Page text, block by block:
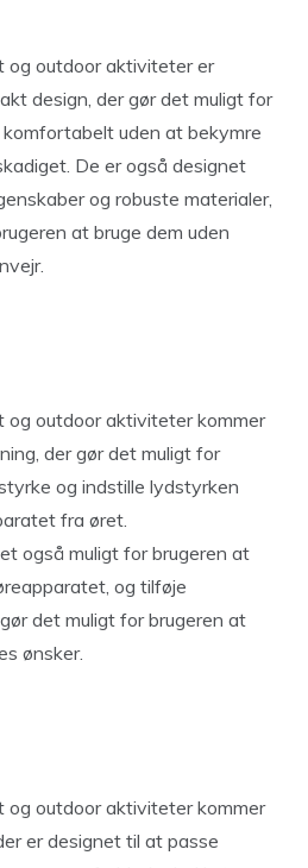
og outdoor aktiviteter er
design, der gør det muligt for
uden at bekymre
De er også designet
og robuste materialer,
at bruge dem uden
og outdoor aktiviteter kommer
der gør det muligt for
og indstille lydstyrken
fra øret.
også muligt for brugeren at
og tilføje
det muligt for brugeren at
ønsker.
og outdoor aktiviteter kommer
er designet til at passe